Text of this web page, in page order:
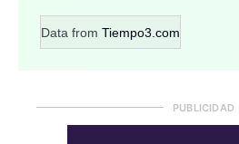
Data from Tiempo3.com
PUBLICIDAD